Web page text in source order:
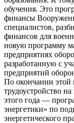
обучения. Это
финансы
специалистов,
финансов для
новую программу
предприятиях
разработанную с
предприятий
По окончании этой
трудоустройство
этого года —
энергетики» по
энергетического